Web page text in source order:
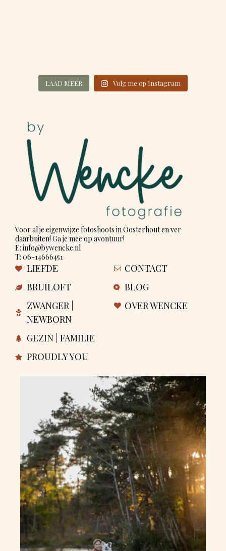
LAAD MEER Volg me op Instagram
Voor al je eigenwijze fotoshoots in Oosterhout en ver
daarbuiten! Ga je mee op avontuur!
E: info@bywencke.nl
T: 06-14666451
LIEFDE
BRUILOFT
ZWANGER |
NEWBORN
GEZIN | FAMILIE
PROUDLY YOU
CONTACT
BLOG
OVER WENCKE